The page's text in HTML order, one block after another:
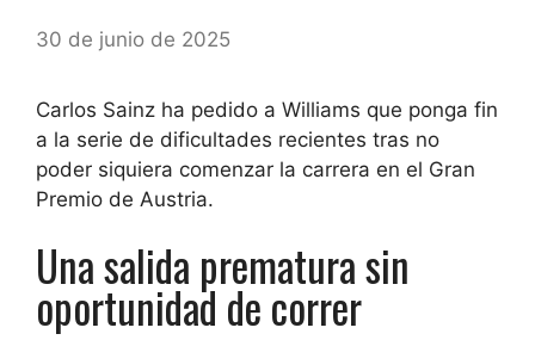
30 de junio de 2025
Carlos Sainz ha pedido a Williams que ponga fin
a la serie de dificultades recientes tras no
poder siquiera comenzar la carrera en el Gran
Premio de Austria.
Una salida prematura sin
oportunidad de correr